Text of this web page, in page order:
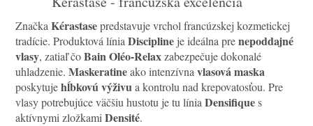
Značka Kérastasepredstavuje vrchol francúzskej kozmetickej
tradície. Produktová línia Disciplineje ideálna prenepoddajné
vlasy, zatiaľ čoBain Oléo-Relaxzabezpečuje dokonalé
uhladzenie. Maskeratineako intenzívna vlasová maska
poskytujehĺbkovú výživu a kontrolu nad krepovatosťou. Pre
vlasy potrebujúce väčšiu hustotu je tu línia Densifiques
aktívnymi zložkami Densité.